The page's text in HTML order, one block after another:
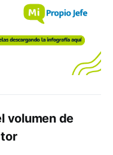
volumen de